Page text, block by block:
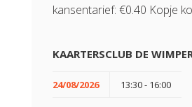
kansentarief: €0.40 Kopje
KAARTERSCLUB DE
24/08/2026 13:30 - 16:00